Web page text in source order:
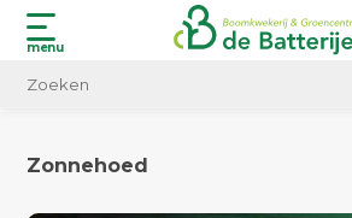
menu
Zonnehoed